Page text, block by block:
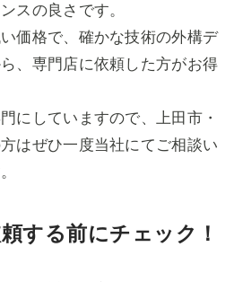
スの良さです。
価格で、確かな技術の外構デ
、専門店に依頼した方がお得
にしていますので、上田市・
はぜひ一度当社にてご相談い
する前にチェック！